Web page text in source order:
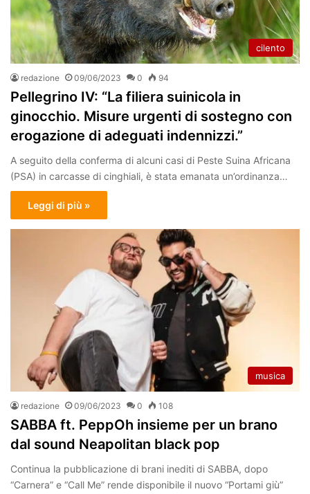
cilento
redazione 09/06/2023 0 94
Pellegrino IV: “La filiera suinicola in
ginocchio. Misure urgenti di sostegno con
erogazione di adeguati indennizzi.”
A seguito della conferma di alcuni casi di Peste Suina Africana
(PSA) in carcasse di cinghiali, è stata emanata un’ordinanza…
Leggi di più »
musica
redazione 09/06/2023 0 108
SABBA ft. PeppOh insieme per un brano
dal sound Neapolitan black pop
Continua la pubblicazione di brani inediti di SABBA, dopo
“Carnera” e “Call Me” rende disponibile il nuovo “Portami giù”